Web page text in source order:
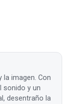
la imagen. Con
sonido y un
desentraño la